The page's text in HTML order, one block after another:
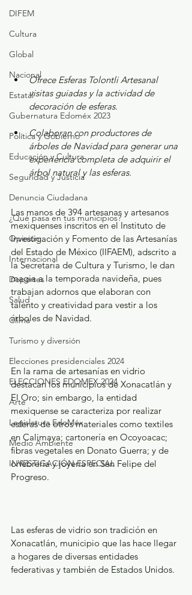
DIFEM
Cultura
Global
Nacional
Estatal
Gubernatura Edoméx 2023
Política y Gobierno
Educación y Cultura
Seguridad y Justicia
Denuncia Ciudadana
¿Qué pasa en tus municipios?
Opinión
Internacional
Deportes
Salud
Clima
Turismo y diversión
Elecciones presidenciales 2024
ELECCIONES EDOMEX 2024
Arte
Legislatura EdoMéx
Medio Ambiente
INVESTIGACIÓN ESPECIAL
Ofrece Esferas Tolontli Artesanal
visitas guiadas y la actividad de
decoración de esferas.
Colaboran con productores de
árboles de Navidad para generar una
experiencia completa de adquirir el
árbol natural y las esferas.
Las manos de 394 artesanas y artesanos
mexiquenses inscritos en el Instituto de
Investigación y Fomento de las Artesanías
del Estado de México (IIFAEM), adscrito a
la Secretaría de Cultura y Turismo, le dan
magia a la temporada navideña, pues
trabajan adornos que elaboran con
talento y creatividad para vestir a los
árboles de Navidad.
En la rama de artesanías en vidrio
destacan los municipios de Xonacatlán y
El Oro; sin embargo, la entidad
mexiquense se caracteriza por realizar
esferas de otros materiales como textiles
en Calimaya; cartonería en Ocoyoacac;
fibras vegetales en Donato Guerra; y de
orfebrería y joyería en San Felipe del
Progreso.
Las esferas de vidrio son tradición en
Xonacatlán, municipio que las hace llegar
a hogares de diversas entidades
federativas y también de Estados Unidos.